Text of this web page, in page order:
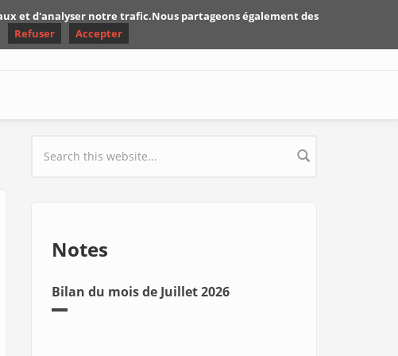
Search form
Notes
Bilan du mois de Juillet 2026
et d'analyser notre trafic.Nous partageons également des
Refuser Accepter